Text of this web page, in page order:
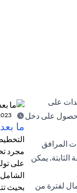
على
الحصول على دخل
المرافق
يمكن
لفترة من
ما
مجرد
على
الشامل
بحيث